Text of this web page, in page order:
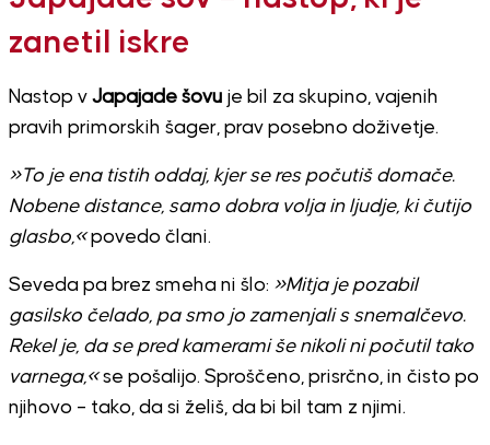
zanetil iskre
Nastop v Japajade šovu je bil za skupino, vajenih
pravih primorskih šager, prav posebno doživetje.
»To je ena tistih oddaj, kjer se res počutiš domače.
Nobene distance, samo dobra volja in ljudje, ki čutijo
glasbo,«povedo člani.
Seveda pa brez smeha ni šlo: »Mitja je pozabil
gasilsko čelado, pa smo jo zamenjali s snemalčevo.
Rekel je, da se pred kamerami še nikoli ni počutil tako
varnega,«se pošalijo. Sproščeno, prisrčno, in čisto po
njihovo – tako, da si želiš, da bi bil tam z njimi.